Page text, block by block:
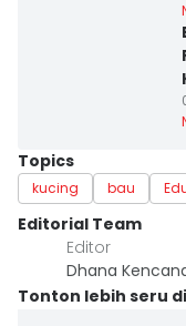
Topics
kucing bau
Editorial Team
Editor
Dhana
Tonton lebih seru di